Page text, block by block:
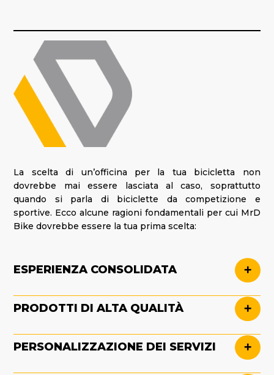
La scelta di un’officina per la tua bicicletta non
dovrebbe mai essere lasciata al caso, soprattutto
quando si parla di biciclette da competizione e
sportive. Ecco alcune ragioni fondamentali per cui MrD
Bike dovrebbe essere la tua prima scelta:
ESPERIENZA CONSOLIDATA
anni di esperienza
specifica nel
settore delle biciclette sportive e da competizione.
assicurando risultati impeccabili.
PRODOTTI DI ALTA QUALITÀ
. Si selezionano
attentamente i prodotti proposti, offrendo solo il meglio
PERSONALIZZAZIONE DEI SERVIZI